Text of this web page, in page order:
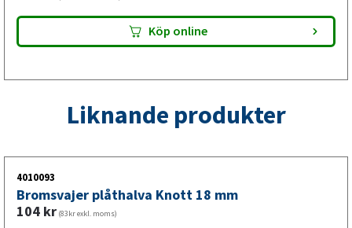
Köp online
Liknande produkter
4010093
Bromsvajer plåthalva Knott 18 mm
104 kr (83kr exkl. moms)